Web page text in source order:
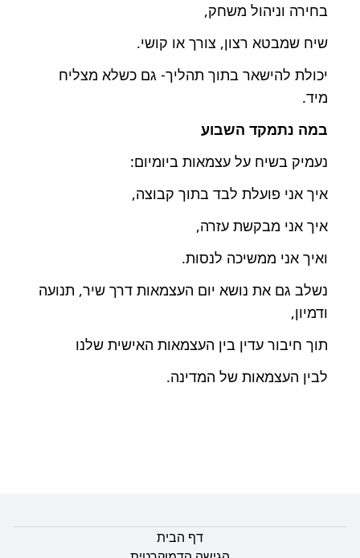
בחירה וניהול משחק,
שיח שמבטא רצון, צורך או קושי.
יכולת להישאר בתוך תהליך- גם כשלא מצליח
מיד.
במה נתמקד השבוע
נעמיק בשיח על עצמאות ביומיום:
איך אני פועלת לבד בתוך קבוצה,
איך אני מבקשת עזרה,
ואיך אני ממשיכה לנסות.
נשלב גם את נושא יום העצמאות דרך שיר, תנועה
ודמיון,
תוך חיבור עדין בין העצמאות האישית שלנו
לבין העצמאות של המדינה.
דף הבית